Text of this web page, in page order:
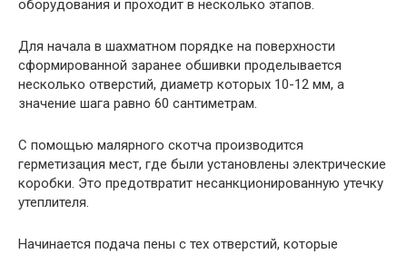
оборудования и проходит в несколько этапов.
Для начала в шахматном порядке на поверхности
сформированной заранее обшивки проделывается
несколько отверстий, диаметр которых 10-12 мм, а
значение шага равно 60 сантиметрам.
С помощью малярного скотча производится
герметизация мест, где были установлены электрические
коробки. Это предотвратит несанкционированную утечку
утеплителя.
Начинается подача пены с тех отверстий, которые